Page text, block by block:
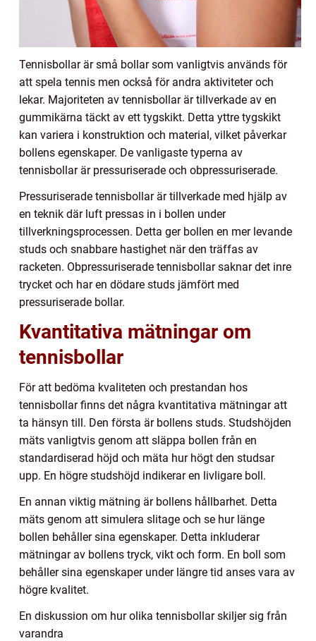
Tennisbollar är små bollar som vanligtvis används för
att spela tennis men också för andra aktiviteter och
lekar. Majoriteten av tennisbollar är tillverkade av en
gummikärna täckt av ett tygskikt. Detta yttre tygskikt
kan variera i konstruktion och material, vilket påverkar
bollens egenskaper. De vanligaste typerna av
tennisbollar är pressuriserade och obpressuriserade.
Pressuriserade tennisbollar är tillverkade med hjälp av
en teknik där luft pressas in i bollen under
tillverkningsprocessen. Detta ger bollen en mer levande
studs och snabbare hastighet när den träffas av
racketen. Obpressuriserade tennisbollar saknar det inre
trycket och har en dödare studs jämfört med
pressuriserade bollar.
Kvantitativa mätningar om
tennisbollar
För att bedöma kvaliteten och prestandan hos
tennisbollar finns det några kvantitativa mätningar att
ta hänsyn till. Den första är bollens studs. Studshöjden
mäts vanligtvis genom att släppa bollen från en
standardiserad höjd och mäta hur högt den studsar
upp. En högre studshöjd indikerar en livligare boll.
En annan viktig mätning är bollens hållbarhet. Detta
mäts genom att simulera slitage och se hur länge
bollen behåller sina egenskaper. Detta inkluderar
mätningar av bollens tryck, vikt och form. En boll som
behåller sina egenskaper under längre tid anses vara av
högre kvalitet.
En diskussion om hur olika tennisbollar skiljer sig från
varandra